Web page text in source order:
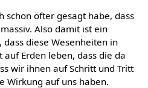
schon öfter gesagt habe, dass
Also damit ist ein
diese Wesenheiten in
Erden leben, dass die da
wir ihnen auf Schritt und Tritt
Wirkung auf uns haben.